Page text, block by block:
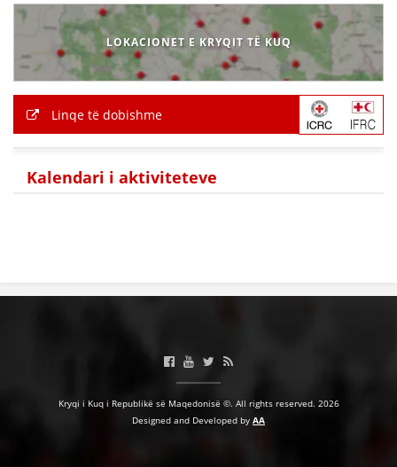
LOKACIONET E KRYQIT TË KUQ
Linqe të dobishme
Kalendari i aktiviteteve
Kryqi i Kuq i Republikë së Maqedonisë ©. All rights reserved. 2026
Designed and Developed by AA